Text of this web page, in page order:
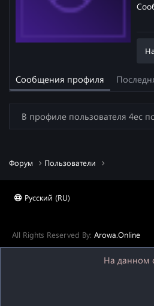
Сообщения профиля
В профиле пользователя 4ec
Форум Пользователи
Русский (RU)
All Rights Reserved By: Arowa.Online
На данном